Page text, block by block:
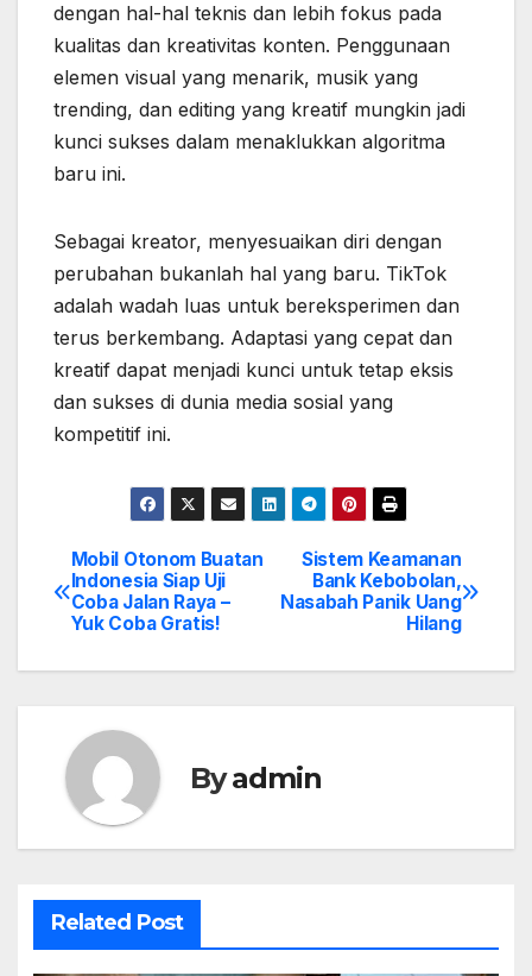
dengan hal-hal teknis dan lebih fokus pada
kualitas dan kreativitas konten. Penggunaan
elemen visual yang menarik, musik yang
trending, dan editing yang kreatif mungkin jadi
kunci sukses dalam menaklukkan algoritma
baru ini.
Sebagai kreator, menyesuaikan diri dengan
perubahan bukanlah hal yang baru. TikTok
adalah wadah luas untuk bereksperimen dan
terus berkembang. Adaptasi yang cepat dan
kreatif dapat menjadi kunci untuk tetap eksis
dan sukses di dunia media sosial yang
kompetitif ini.
Post
navigation
Sistem Keamanan
Bank Kebobolan,
Nasabah Panik Uang
Hilang
Mobil Otonom Buatan
Indonesia Siap Uji
Coba Jalan Raya –
Yuk Coba Gratis!
Byadmin
Related Post